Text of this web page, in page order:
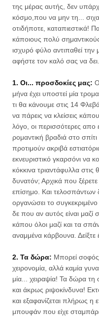
της μέρας αυτής, δεν
κόσμο,που να μην τη...
οτιδήποτε, καταπιεστικά!
κάποιους πολύ
ισχυρό φύλο αντιπαθεί
αφήστε τον καλό σας να
1. Οι... προσδοκίες μας:
μήνα έχει υποστεί μία
τι θα κάνουμε στις 14
να πάρεις να κλείσεις
λόγο, οι περισσότερες απο
ρομαντική βραδιά στο
προτιμούν ακριβά
εκνευριστικό γκαρσόνι να
κόκκινα τριαντάφυλλα στις
δυνατόν; Αρχικά που ξέρετε
επίσημο. Και τελοσπάντων
οργανώσει το
δε που αν αυτός είναι μαζί
κάπου όλοι μαζί και τα
αναμμένα κάρβουνα. Δείξτε
2. Τα δώρα: Μπορεί σοφός
χειρονομία, αλλά καμία
μία... χειραψία! Τα δώρα τη
και άκρως ριψοκίνδυνα!
και εξαφανίζεται πλήρως η
μπουφάν που είχε